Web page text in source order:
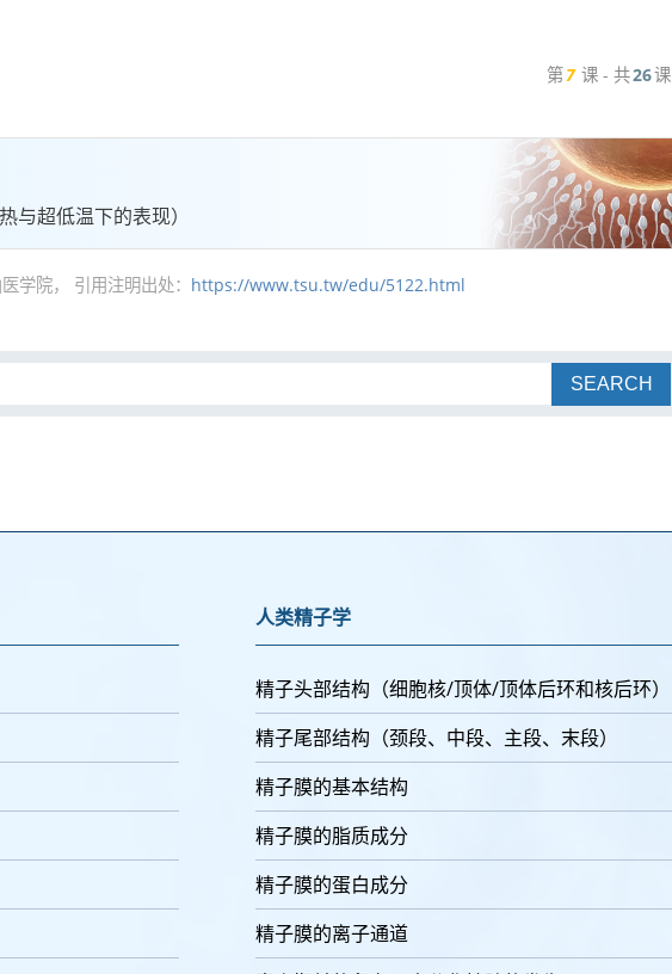
第7 课 - 共26课
与超低温下的表现）
学院， 引用注明出处： https://www.tsu.tw/edu/5122.html
SEARCH
人类精子学
精子头部结构（细胞核/顶体/顶体后环和核后环）
精子尾部结构（颈段、中段、主段、末段）
精子膜的基本结构
精子膜的脂质成分
精子膜的蛋白成分
精子膜的离子通道